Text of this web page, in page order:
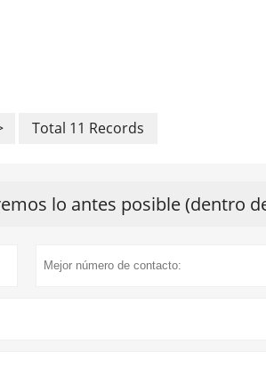
Total 11 Records
lo antes posible (dentro